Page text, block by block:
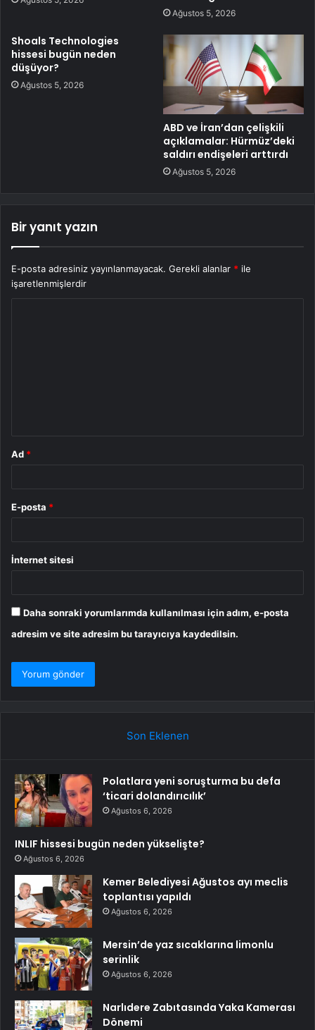
Ağustos 5, 2026
Shoals Technologies
hissesi bugün neden
düşüyor?
Ağustos 5, 2026
ABD ve İran’dan çelişkili
açıklamalar: Hürmüz’deki
saldırı endişeleri arttırdı
Ağustos 5, 2026
Bir yanıt yazın
E-posta adresiniz yayınlanmayacak. Gerekli alanlar * ile
işaretlenmişlerdir
Ad *
E-posta *
İnternet sitesi
Daha sonraki yorumlarımda kullanılması için adım, e-posta
adresim ve site adresim bu tarayıcıya kaydedilsin.
Son Eklenen
Polatlara yeni soruşturma bu defa
‘ticari dolandırıcılık’
Ağustos 6, 2026
INLIF hissesi bugün neden yükselişte?
Ağustos 6, 2026
Kemer Belediyesi Ağustos ayı meclis
toplantısı yapıldı
Ağustos 6, 2026
Mersin’de yaz sıcaklarına limonlu
serinlik
Ağustos 6, 2026
Narlıdere Zabıtasında Yaka Kamerası
Dönemi